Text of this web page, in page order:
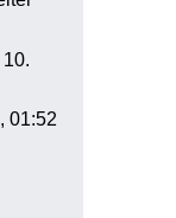
01:52